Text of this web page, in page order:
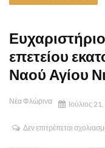
επετείου
Ναού Αγίου
Νέα Φλώρινα Ιούλιος
Δεν επιτρέπεται